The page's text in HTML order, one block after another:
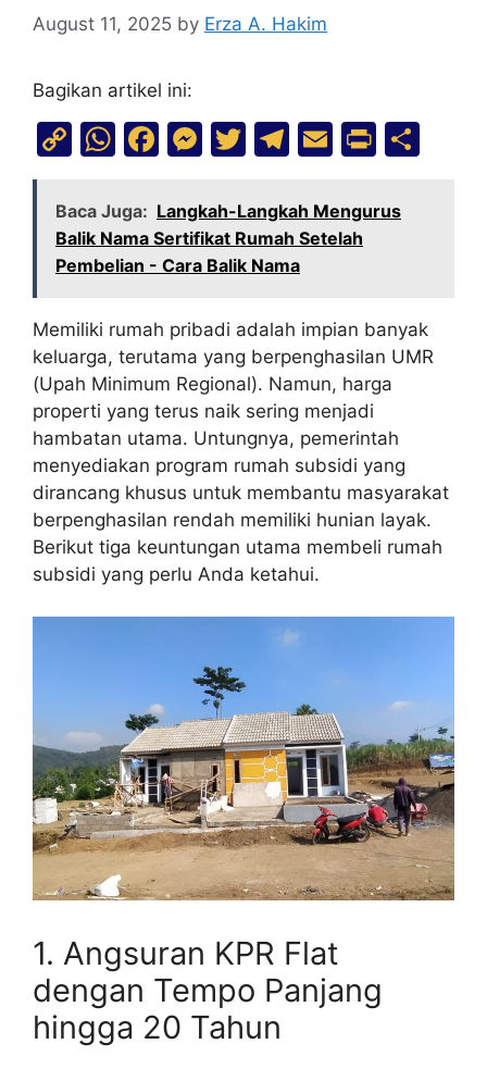
August 11, 2025 by Erza A. Hakim
Bagikan artikel ini:
C
p
y
Li
n
k
W
at
s
A
p
F
c
e
b
o
k
M
s
s
e
n
g
er
T
itt
er
T
e
gr
a
m
E
ai
l
Pr
t
Baca Juga: Langkah-Langkah Mengurus
Balik Nama Sertifikat Rumah Setelah
Pembelian - Cara Balik Nama
Memiliki rumah pribadi adalah impian banyak
keluarga, terutama yang berpenghasilan UMR
(Upah Minimum Regional). Namun, harga
properti yang terus naik sering menjadi
hambatan utama. Untungnya, pemerintah
menyediakan program rumah subsidi yang
dirancang khusus untuk membantu masyarakat
berpenghasilan rendah memiliki hunian layak.
Berikut tiga keuntungan utama membeli rumah
subsidi yang perlu Anda ketahui.
1. Angsuran KPR Flat
dengan Tempo Panjang
hingga 20 Tahun